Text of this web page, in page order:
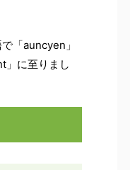
「auncyen」
」に至りまし